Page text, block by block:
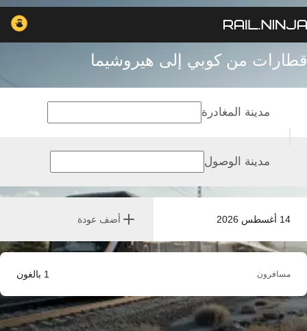
قطارات من كوبي إلى هيروشيما
14 أغسطس 2026 أضف عودة
مدينة المغادرة
مدينة الوصول
مسافرون 1 بالغون